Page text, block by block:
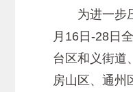
为进一步压
月16日-28日
台区和义街道
房山区、通州